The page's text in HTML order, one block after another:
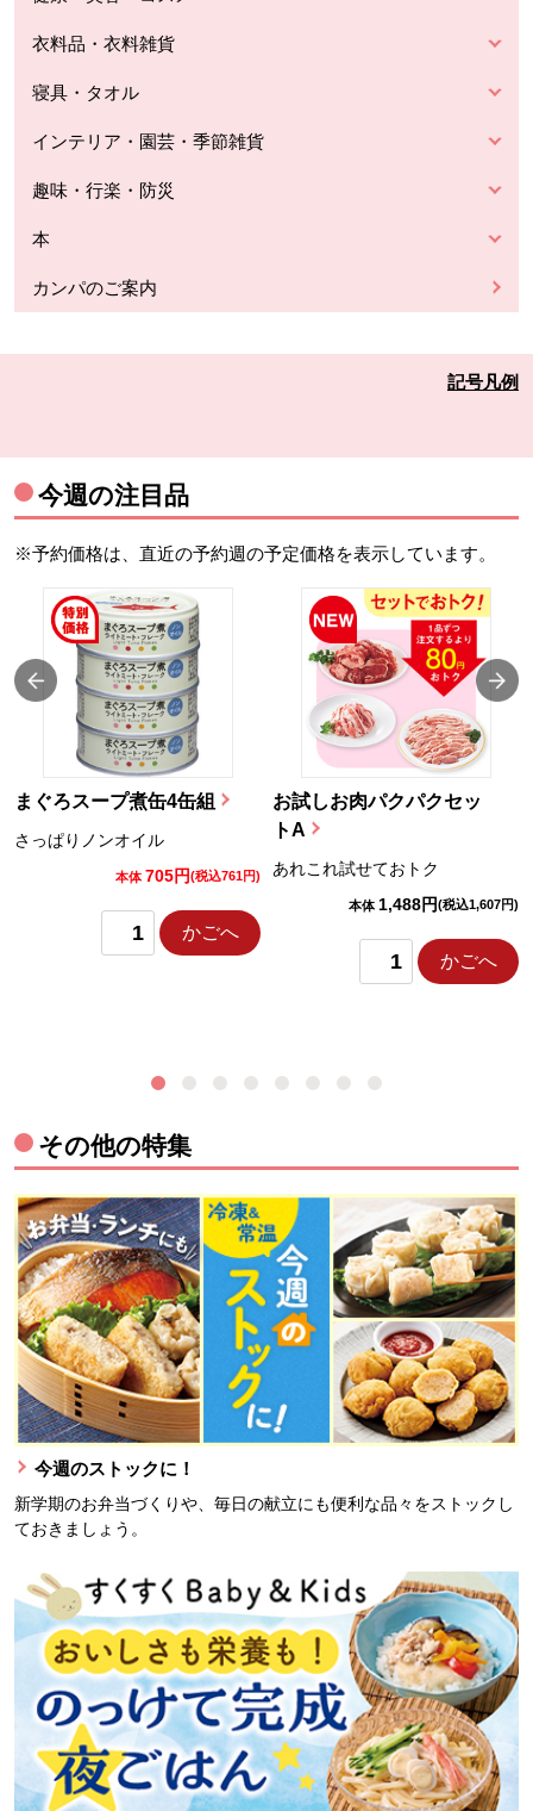
衣料品・衣料雑貨
寝具・タオル
インテリア・園芸・季節雑貨
趣味・行楽・防災
本
カンパのご案内
記号凡例
今週の注目品
※予約価格は、直近の予約週の予定価格を表示しています。
まぐろスープ煮缶4缶組
さっぱりノンオイル
本体 705円(税込761円)
かごへ
お試しお肉パクパクセッ
トA
あれこれ試せておトク
本体 1,488円(税込1,607円)
かごへ
その他の特集
今週のストックに！
新学期のお弁当づくりや、毎日の献立にも便利な品々をストックし
ておきましょう。